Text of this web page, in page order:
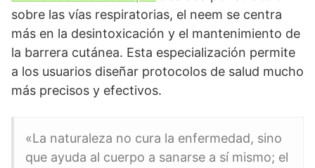
sobre las vías respiratorias, el neem se centra
más en la desintoxicación y el mantenimiento de
la barrera cutánea. Esta especialización permite
a los usuarios diseñar protocolos de salud mucho
más precisos y efectivos.
«La naturaleza no cura la enfermedad, sino
que ayuda al cuerpo a sanarse a sí mismo; el